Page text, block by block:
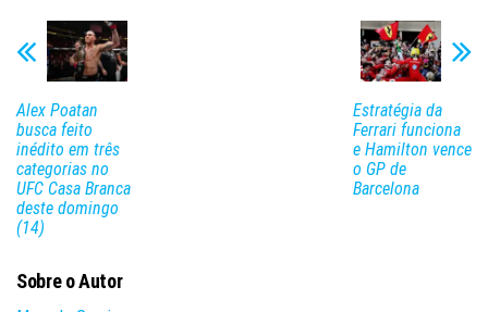
Alex Poatan
busca feito
inédito em três
categorias no
UFC Casa Branca
deste domingo
(14)
Estratégia da
Ferrari funciona
e Hamilton vence
o GP de
Barcelona
Sobre o Autor